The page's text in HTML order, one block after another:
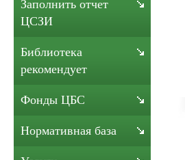
Заполнить отчет
ЦСЗИ
Библиотека
рекомендует
Фонды ЦБС
Нормативная база